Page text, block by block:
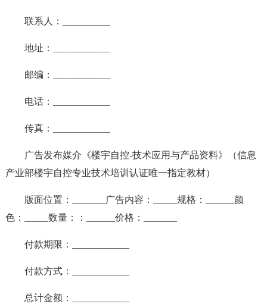
联系人：__________
地址：____________
邮编：____________
电话：____________
传真：____________
广告发布媒介《楼宇自控-技术应用与产品资料》（信息
产业部楼宇自控专业技术培训认证唯一指定教材）
版面位置：_______广告内容：_____规格：______颜
色：_____数量：：______价格：_______
付款期限：____________
付款方式：____________
总计金额：____________